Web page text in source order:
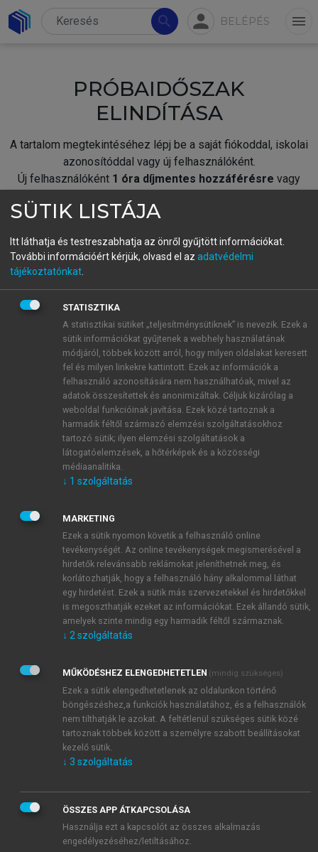
search person BELÉPÉS menu
PRÓBAIDŐSZAK
ELINDÍTÁSA
A tartalom megtekintéséhez lépj be a saját fiókoddal, iskolai
azonosítóddal vagy új felhasználóként.
Új felhasználóként 1 óra díjmentes hozzáférésre vagy
fiókoddal,vagy hozz létre új fiókot.
A regisztráció után apróbaidőszakautomatikusan
BELÉPÉS SAJÁT FIÓKKAL
ÚJ FIÓK LÉTREHOZÁSA
1 óra díjmentes hozzáférés
E-MAIL-CÍM
JELSZÓ
JELSZÓ ÚJRA
Kérek értesítést a MeRSZ újdonságairól, akcióiról.
Kérek értesítést az Akadémiai Kiadó Zrt. újdonságairól,
Adatkezelési tájékoztatóbanfoglaltakat tudomásul
veszem és elfogadom.
Általános vásárlási feltételeket, valamint a szotar.netés a
mersz.huoldalak licencszerződéseiben foglaltakat
tudomásul veszem és elfogadom.
KIPRÓBÁLOM
SÜTIK LISTÁJA
Itt láthatja és testreszabhatja az önről gyűjtött információkat.
További információért kérjük, olvasd el az adatvédelmi
tájékoztatónkat
STATISZTIKA
A statisztikai sütiket „teljesítménysütiknek” is nevezik. Ezek a
sütik információkat gyűjtenek a webhely használatának
módjáról, többek között arról, hogy milyen oldalakat keresett
fel és milyen linkekre kattintott. Ezek az információk a
felhasználó azonosítására nem használhatóak, mivel az
adatok összesítettek és anonimizáltak. Céljuk kizárólag a
weboldal funkcióinak javítása. Ezek közé tartoznak a
harmadik féltől származó elemzési szolgáltatásokhoz
tartozó sütik; ilyen elemzési szolgáltatások a
látogatóelemzések, a hőtérképek és a közösségi
médiaanalitika.
↓ 1 szolgáltatás
MARKETING
Ezek a sütik nyomon követik a felhasználó online
tevékenységét. Az online tevékenységek megismerésével a
hirdetők relevánsabb reklámokat jeleníthetnek meg, és
korlátozhatják, hogy a felhasználó hány alkalommal láthat
egy hirdetést. Ezek a sütik más szervezetekkel és hirdetőkkel
is megoszthatják ezeket az információkat. Ezek állandó sütik,
amelyek szinte mindig egy harmadik féltől származnak.
↓ 2 szolgáltatás
MŰKÖDÉSHEZ ELENGEDHETETLEN (mindig szükséges)
Ezek a sütik elengedhetetlenek az oldalunkon történő
böngészéshez,a funkciók használatához, és a felhasználók
nem tilthatják le azokat. A feltétlenül szükséges sütik közé
tartoznak többek között a személyre szabott beállításokat
kezelő sütik.
↓ 3 szolgáltatás
ÖSSZES APP ÁTKAPCSOLÁSA
Használja ezt a kapcsolót az összes alkalmazás
engedélyezéséhez/letiltásához.